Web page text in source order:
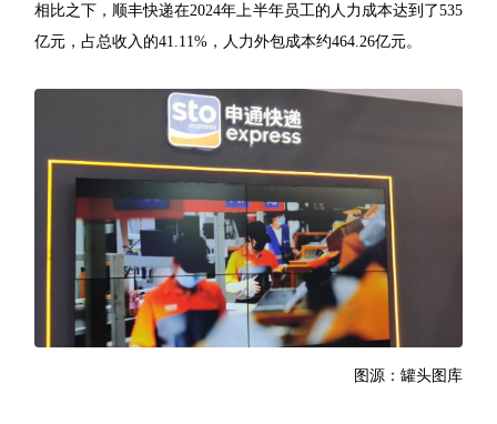
相比之下，顺丰快递在2024年上半年员工的人力成本达到了535
亿元，占总收入的41.11%，人力外包成本约464.26亿元。
图源：罐头图库